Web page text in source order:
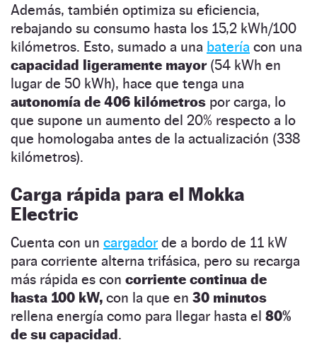
Además, también optimiza su eficiencia,
rebajando su consumo hasta los 15,2 kWh/100
kilómetros. Esto, sumado a una batería con una
capacidad ligeramente mayor(54 kWh en
lugar de 50 kWh), hace que tenga una
autonomía de 406 kilómetros por carga, lo
que supone un aumento del 20% respecto a lo
que homologaba antes de la actualización (338
kilómetros).
Carga rápida para el Mokka
Electric
Cuenta con un cargador de a bordo de 11 kW
para corriente alterna trifásica, pero su recarga
más rápida es con corriente continua de
hasta 100 kW, con la que en 30 minutos
rellena energía como para llegar hasta el 80%
de su capacidad.